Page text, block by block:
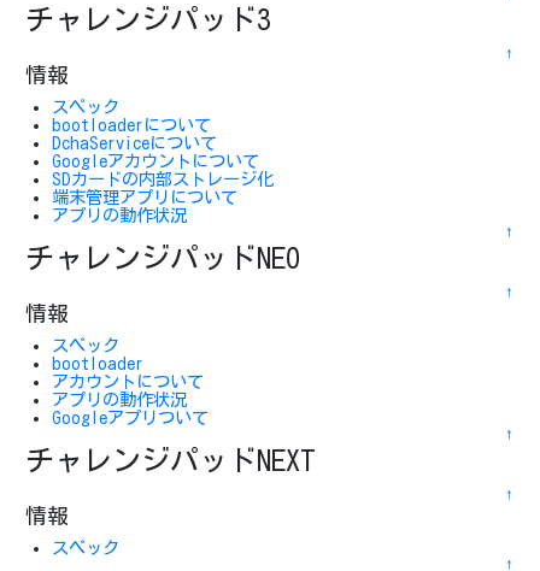
チャレンジパッド3
↑
情報
スペック
bootloaderについて
DchaServiceについて
Googleアカウントについて
SDカードの内部ストレージ化
端末管理アプリについて
アプリの動作状況
↑
チャレンジパッドNEO
↑
情報
スペック
bootloader
アカウントについて
アプリの動作状況
Googleアプリついて
↑
チャレンジパッドNEXT
↑
情報
スペック
↑